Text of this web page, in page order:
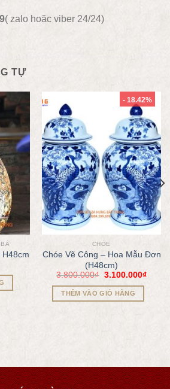
( zalo hoặc viber 24/24)
TỰ
- 18.42%
CHÓE
Chóe Vẽ Công – Hoa Mẫu Đơn
(H48cm)
3.800.000₫ 3.100.000₫
THÊM VÀO GIỎ HÀNG